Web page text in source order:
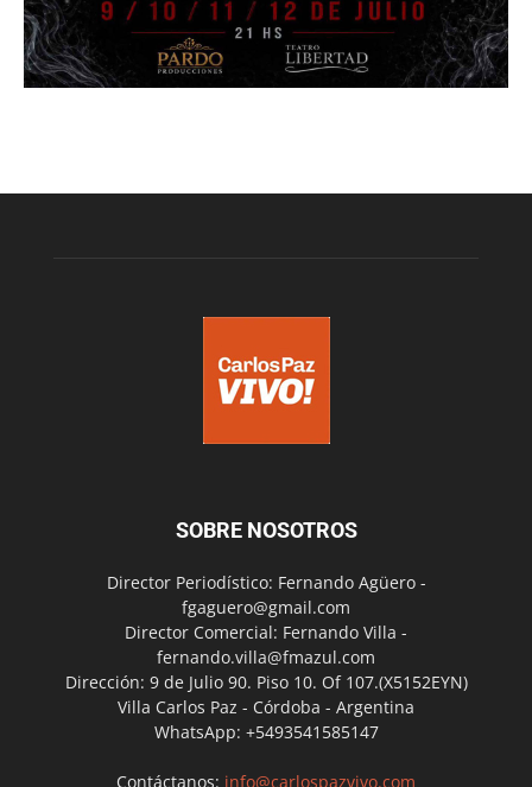
SOBRE NOSOTROS
Director Periodístico: Fernando Agüero -
fgaguero@gmail.com
Director Comercial: Fernando Villa -
fernando.villa@fmazul.com
Dirección: 9 de Julio 90. Piso 10. Of 107.(X5152EYN)
Villa Carlos Paz - Córdoba - Argentina
WhatsApp: +5493541585147
Contáctanos: info@carlospazvivo.com